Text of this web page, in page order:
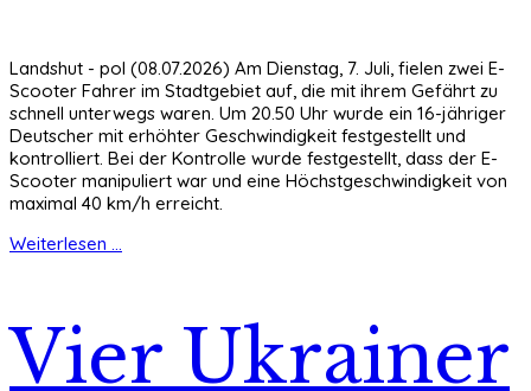
Landshut - pol (08.07.2026) Am Dienstag, 7. Juli, fielen zwei E-
Scooter Fahrer im Stadtgebiet auf, die mit ihrem Gefährt zu
schnell unterwegs waren. Um 20.50 Uhr wurde ein 16-jähriger
Deutscher mit erhöhter Geschwindigkeit festgestellt und
kontrolliert. Bei der Kontrolle wurde festgestellt, dass der E-
Scooter manipuliert war und eine Höchstgeschwindigkeit von
maximal 40 km/h erreicht.
Weiterlesen ...
Vier Ukrainer